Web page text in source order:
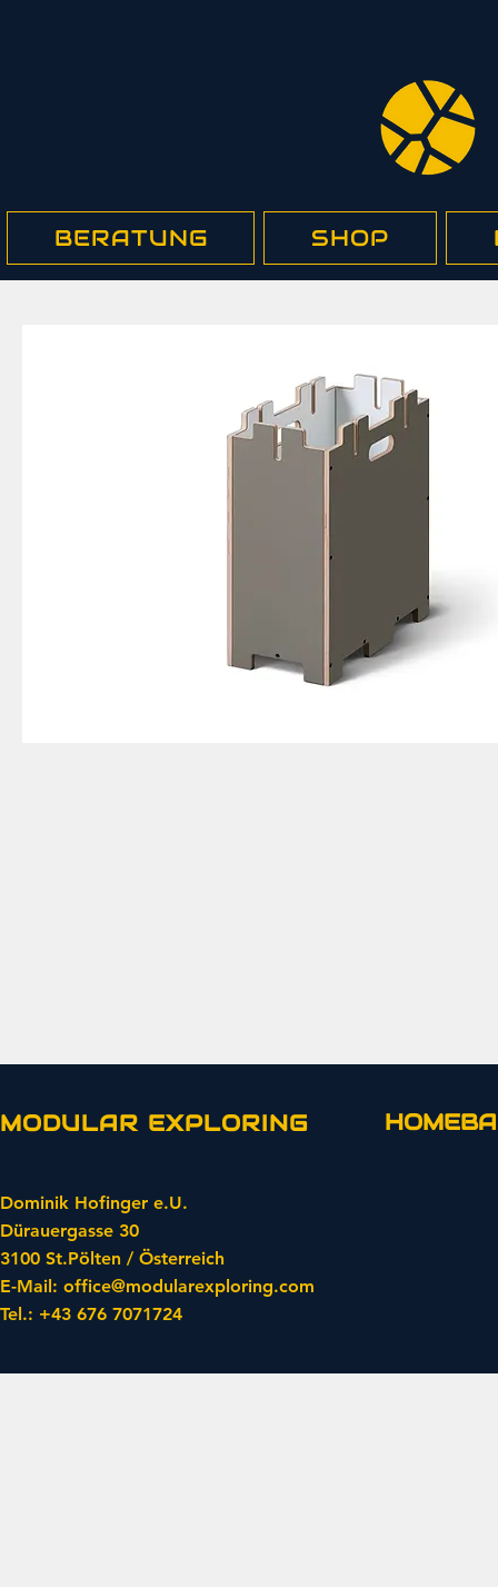
BERATUNG SHOP
MODULAR EXPLORING
Dominik Hofinger e.U.
Dürauergasse 30
3100 St.Pölten / Österreich
​E-Mail: office@modularexploring.com
​Tel.: +43 676 7071724